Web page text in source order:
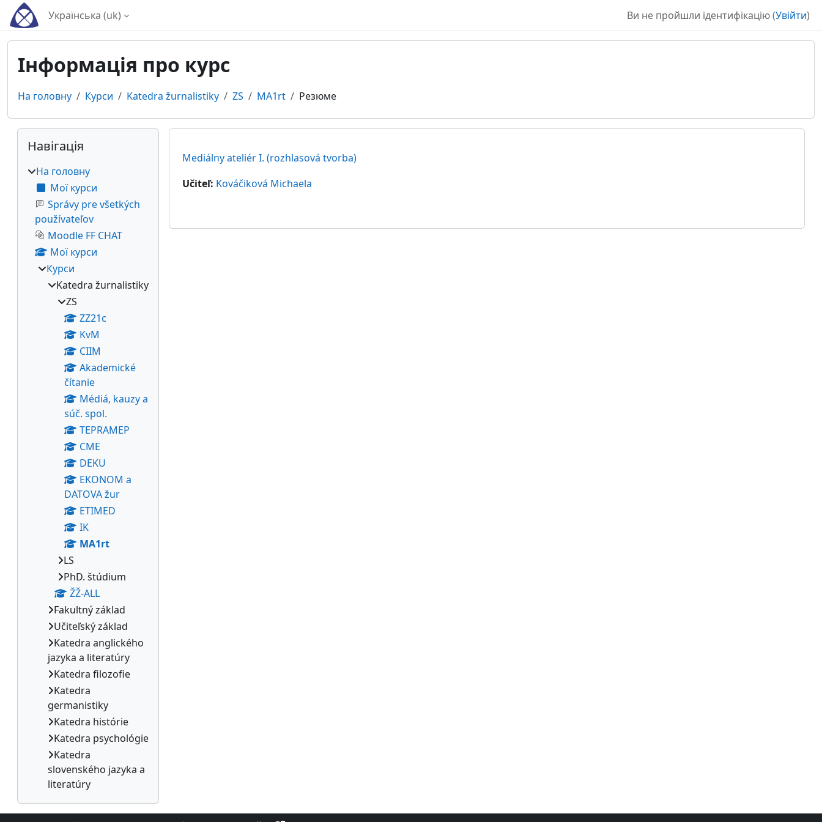
Перейти до головного вмісту
Українська ‎(uk)‎ Ви не пройшли ідентифікацію (Увійти)
Інформація про курс
На головну Курси Katedra žurnalistiky ZS MA1rt Резюме
Mediálny ateliér I. (rozhlasová tvorba)
Učiteľ: Kováčiková Michaela
Блоки
Пропустити Навігація
Навігація
На головну
Мої курси
Správy pre všetkých
používateľov
Moodle FF CHAT
Мої курси
Курси
Katedra žurnalistiky
ZS
ZZ21c
KvM
CIIM
Akademické
čítanie
Médiá, kauzy a
súč. spol.
TEPRAMEP
CME
DEKU
EKONOM a
DATOVA žur
ETIMED
IK
MA1rt
LS
PhD. štúdium
ŽŽ-ALL
Fakultný základ
Učiteľský základ
Katedra anglického
jazyka a literatúry
Katedra filozofie
Katedra
germanistiky
Katedra histórie
Katedra psychológie
Katedra
slovenského jazyka a
literatúry